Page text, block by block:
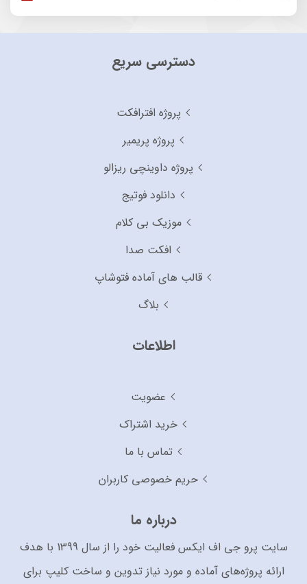
دسترسی سریع
پروژه افترافکت
پروژه پریمیر
پروژه داوینچی ریزالو
دانلود فوتیج
موزیک بی کلام
افکت صدا
قالب های آماده فتوشاپ
بلاگ
اطلاعات
عضویت
خرید اشتراک
تماس با ما
حریم خصوصی کاربران
درباره ما
سایت پرو جی اف ایکس فعالیت خود را از سال 1399 با هدف
ارائه پروژه‌های آماده و مورد نیاز تدوین و ساخت کلیپ برای